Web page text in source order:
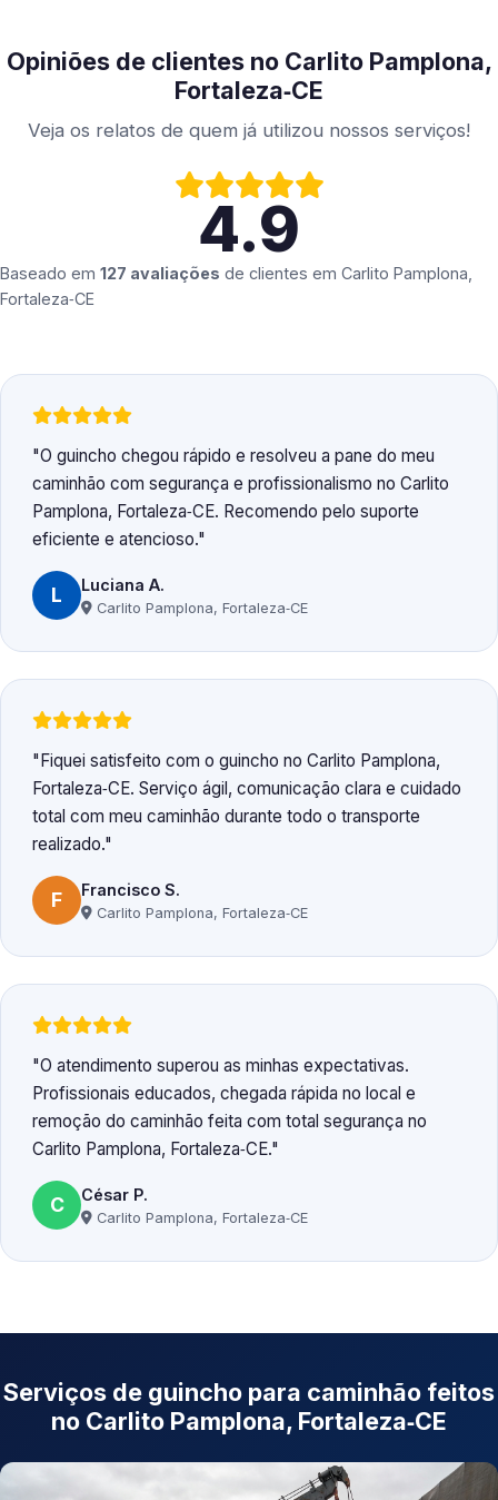
Opiniões de clientes no Carlito Pamplona,
Fortaleza‑CE
Veja os relatos de quem já utilizou nossos serviços!
4.9
Baseado em 127 avaliações de clientes em Carlito Pamplona,
Fortaleza‑CE
O guincho chegou rápido e resolveu a pane do meu
caminhão com segurança e profissionalismo no Carlito
Pamplona, Fortaleza‑CE. Recomendo pelo suporte
eficiente e atencioso.
L Luciana A.
Carlito Pamplona, Fortaleza‑CE
Fiquei satisfeito com o guincho no Carlito Pamplona,
Fortaleza‑CE. Serviço ágil, comunicação clara e cuidado
total com meu caminhão durante todo o transporte
realizado.
F Francisco S.
Carlito Pamplona, Fortaleza‑CE
O atendimento superou as minhas expectativas.
Profissionais educados, chegada rápida no local e
remoção do caminhão feita com total segurança no
Carlito Pamplona, Fortaleza‑CE.
C César P.
Carlito Pamplona, Fortaleza‑CE
Serviços de guincho para caminhão feitos
no Carlito Pamplona, Fortaleza‑CE